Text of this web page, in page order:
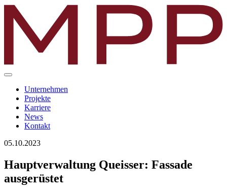
Unternehmen
Projekte
Karriere
News
Kontakt
05.10.2023
Hauptverwaltung Queisser: Fassade
ausgerüstet